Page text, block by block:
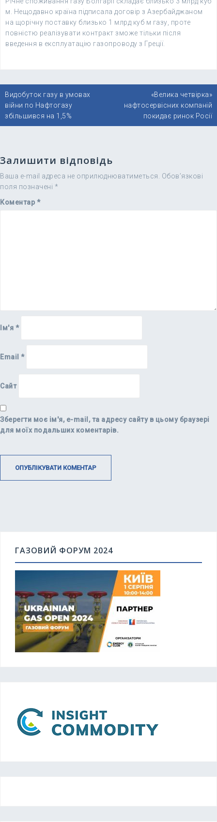
м. Нещодавно країна підписала договір з Азербайджаном
на щорічну поставку близько 1 млрд куб м газу, проте
повністю реалізувати контракт зможе тільки після
введення в експлуатацію газопроводу з Греції.
Навігація
записів
Видобуток газу в умовах
війни по Нафтогазу
збільшився на 1,5%
«Велика четвірка»
нафтосервісних компаній
покидає ринок Росії
Залишити відповідь
Ваша e-mail адреса не оприлюднюватиметься.
Обов’язкові
поля позначені *
Коментар *
Ім'я *
Email *
Сайт
Зберегти моє ім'я, e-mail, та адресу сайту в цьому браузері
для моїх подальших коментарів.
ГАЗОВИЙ ФОРУМ 2024